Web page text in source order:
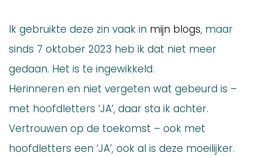
Ik gebruikte deze zin vaak in mijn blogs, maar
sinds 7 oktober 2023 heb ik dat niet meer
gedaan. Het is te ingewikkeld.
Herinneren en niet vergeten wat gebeurd is –
met hoofdletters ‘JA’, daar sta ik achter.
Vertrouwen op de toekomst – ook met
hoofdletters een ‘JA’, ook al is deze moeilijker.